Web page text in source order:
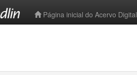
Página inicial do Acervo Digital